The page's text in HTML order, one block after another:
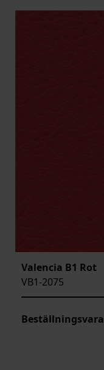
Valencia B1 Rot
VB1-2075
Beställningsvara